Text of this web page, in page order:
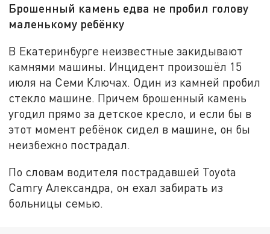
Брошенный камень едва не пробил голову
маленькому ребёнку
В Екатеринбурге неизвестные закидывают
камнями машины. Инцидент произошёл 15
июля на Семи Ключах. Один из камней пробил
стекло машине. Причем брошенный камень
угодил прямо за детское кресло, и если бы в
этот момент ребёнок сидел в машине, он бы
неизбежно пострадал.
По словам водителя пострадавшей Toyota
Camry Александра, он ехал забирать из
больницы семью.